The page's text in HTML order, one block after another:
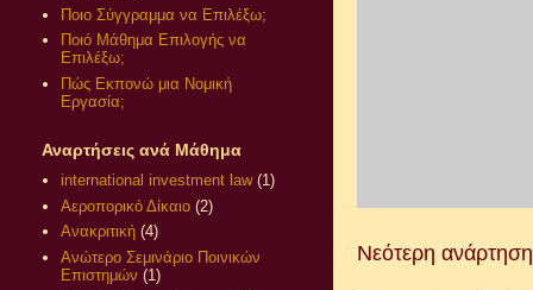
Νεότερη ανάρτηση
Ποιο Σύγγραμμα να Επιλέξω;
Ποιό Μάθημα Επιλογής να
Επιλέξω;
Πώς Εκπονώ μια Νομική
Εργασία;
Αναρτήσεις ανά Μάθημα
international investment law (1)
Αεροπορικό Δίκαιο (2)
Ανακριτική (4)
Ανώτερο Σεμινάριο Ποινικών
Επιστημών (1)